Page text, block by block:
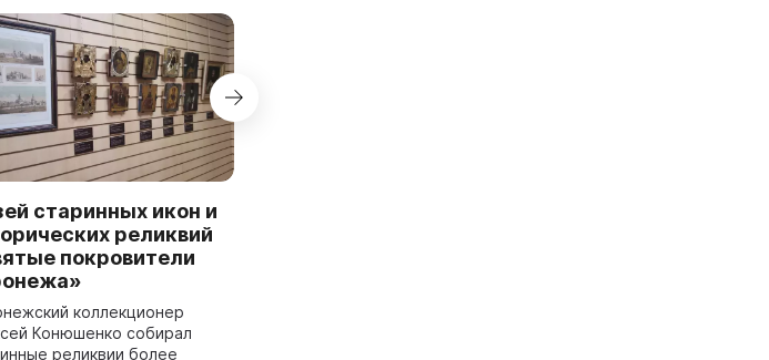
старинных икон и
реликвий
покровители
коллекционер
Конюшенко собирал
реликвии более